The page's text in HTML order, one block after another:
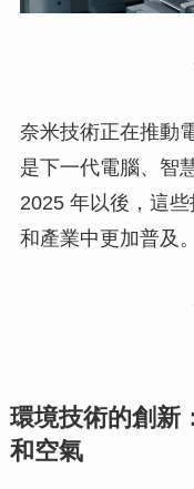
奈米技術正在推動
是下一代電腦、智
2025 年以後，這
和產業中更加普及。
環境技術的創新
和空氣